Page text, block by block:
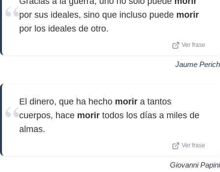
por sus ideales, sino que incluso puede morir
por los ideales de otro.
Ver frase
Jaume Perich
El dinero, que ha hecho morir a tantos
cuerpos, hace morir todos los días a miles de
almas.
Ver frase
Giovanni Papini